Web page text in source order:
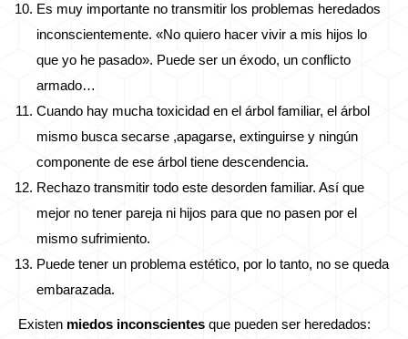
Es muy importante no transmitir los problemas heredados
inconscientemente. «No quiero hacer vivir a mis hijos lo
que yo he pasado». Puede ser un éxodo, un conflicto
armado…
Cuando hay mucha toxicidad en el árbol familiar, el árbol
mismo busca secarse ,apagarse, extinguirse y ningún
componente de ese árbol tiene descendencia.
Rechazo transmitir todo este desorden familiar. Así que
mejor no tener pareja ni hijos para que no pasen por el
mismo sufrimiento.
Puede tener un problema estético, por lo tanto, no se queda
embarazada.
Existen miedos inconscientes que pueden ser heredados: